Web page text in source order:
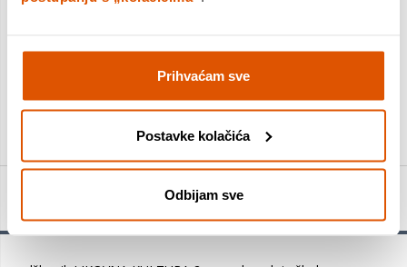
Prihvaćam sve
Postavke kolačića
Odbijam sve
KUPITE ODMAH